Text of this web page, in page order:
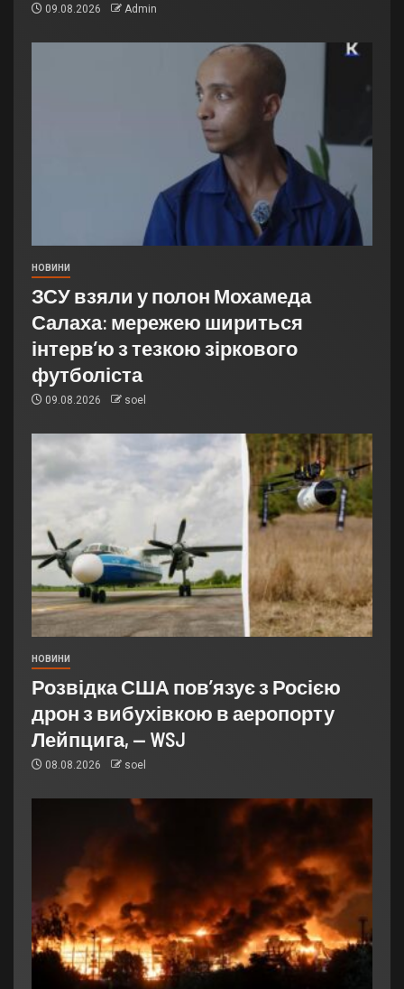
09.08.2026 Admin
НОВИНИ
ЗСУ взяли у полон Мохамеда
Салаха: мережею шириться
інтерв’ю з тезкою зіркового
футболіста
09.08.2026 soel
НОВИНИ
Розвідка США пов’язує з Росією
дрон з вибухівкою в аеропорту
Лейпцига, — WSJ
08.08.2026 soel